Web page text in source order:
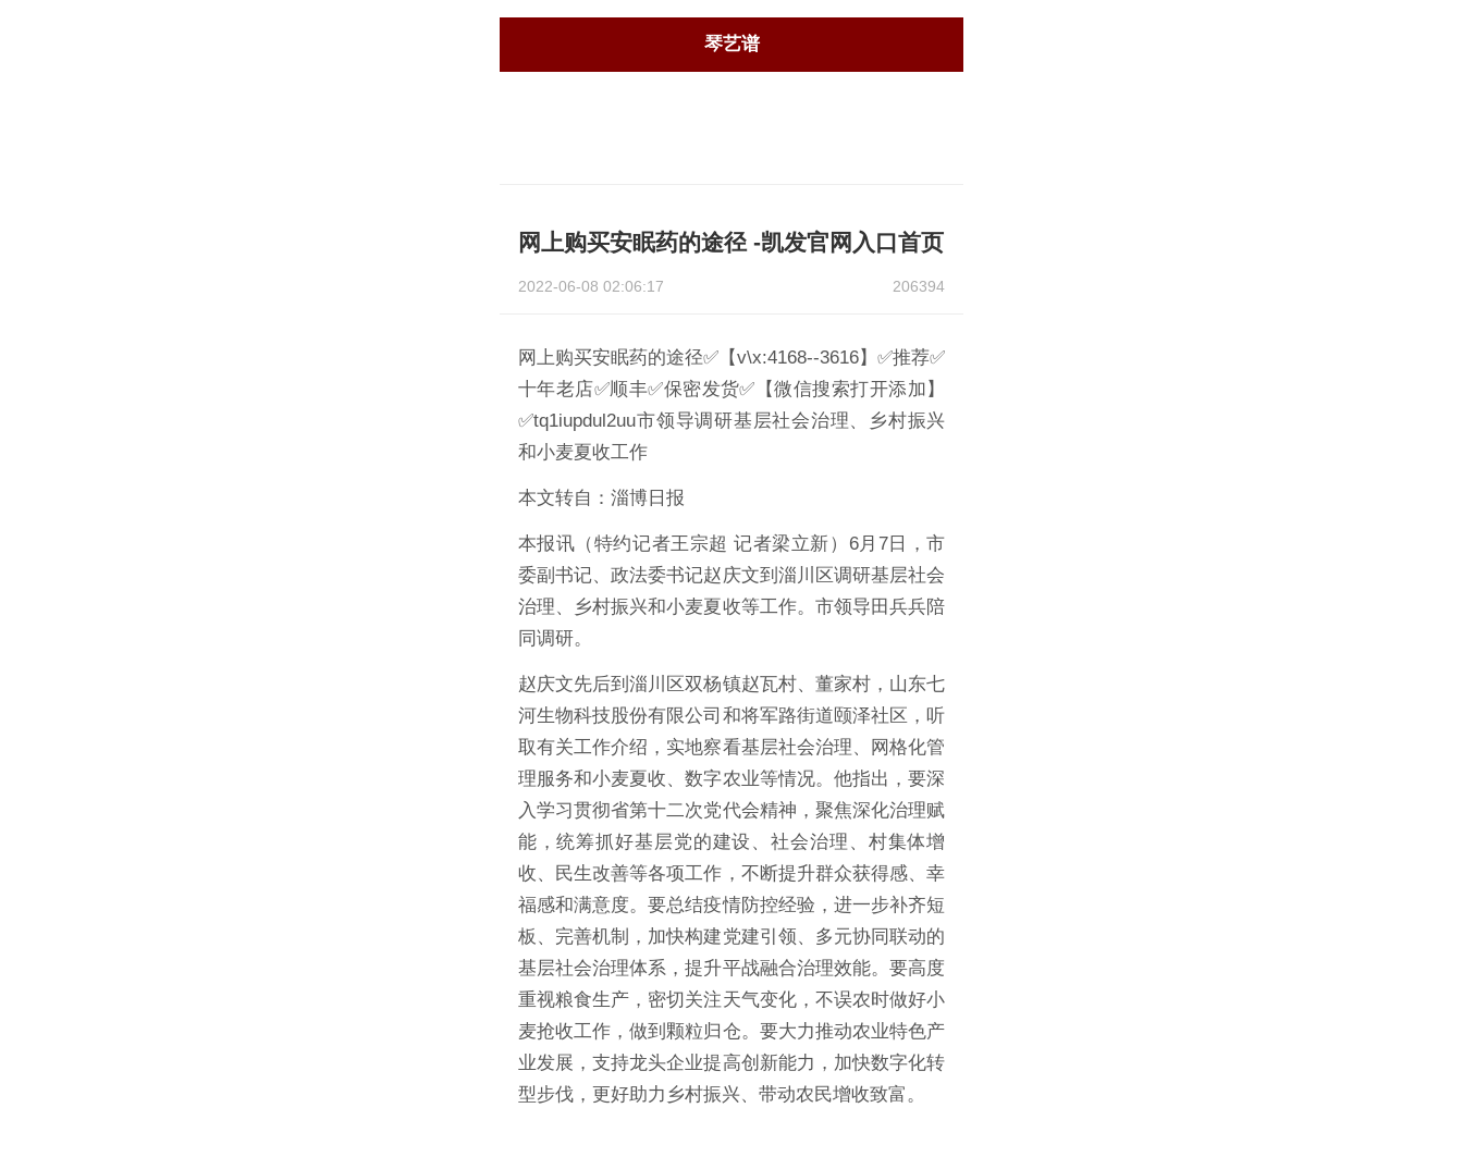
琴艺谱
网上购买安眠药的途径 -凯发官网入口首页
2022-06-08 02:06:17 206394
网上购买安眠药的途径✅【v\x:4168--3616】✅推荐✅
十年老店✅顺丰✅保密发货✅【微信搜索打开添加】
✅tq1iupdul2uu市领导调研基层社会治理、乡村振兴
和小麦夏收工作
本文转自：淄博日报
本报讯（特约记者王宗超 记者梁立新）6月7日，市
委副书记、政法委书记赵庆文到淄川区调研基层社会
治理、乡村振兴和小麦夏收等工作。市领导田兵兵陪
同调研。
赵庆文先后到淄川区双杨镇赵瓦村、董家村，山东七
河生物科技股份有限公司和将军路街道颐泽社区，听
取有关工作介绍，实地察看基层社会治理、网格化管
理服务和小麦夏收、数字农业等情况。他指出，要深
入学习贯彻省第十二次党代会精神，聚焦深化治理赋
能，统筹抓好基层党的建设、社会治理、村集体增
收、民生改善等各项工作，不断提升群众获得感、幸
福感和满意度。要总结疫情防控经验，进一步补齐短
板、完善机制，加快构建党建引领、多元协同联动的
基层社会治理体系，提升平战融合治理效能。要高度
重视粮食生产，密切关注天气变化，不误农时做好小
麦抢收工作，做到颗粒归仓。要大力推动农业特色产
业发展，支持龙头企业提高创新能力，加快数字化转
型步伐，更好助力乡村振兴、带动农民增收致富。